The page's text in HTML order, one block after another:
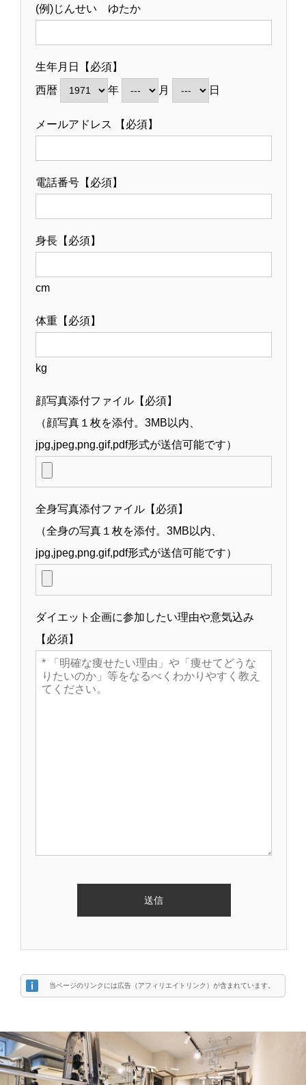
(例)じんせい ゆたか
生年月日【必須】
西暦
年 月 日
メールアドレス 【必須】
電話番号【必須】
身長【必須】
cm
体重【必須】
kg
顔写真添付ファイル【必須】
（顔写真１枚を添付。3MB以内、
jpg,jpeg,png.gif,pdf形式が送信可能です）
全身写真添付ファイル【必須】
（全身の写真１枚を添付。3MB以内、
jpg,jpeg,png.gif,pdf形式が送信可能です）
ダイエット企画に参加したい理由や意気込み
【必須】
当ページのリンクには広告（アフィリエイトリンク）が含まれています。